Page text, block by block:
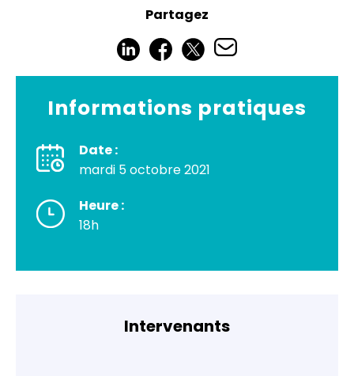
Partagez
Informations pratiques
Date :
mardi 5 octobre 2021
Heure :
18h
Intervenants